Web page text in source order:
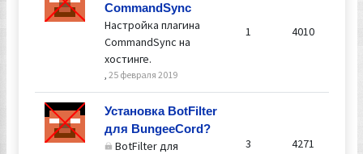
CommandSync
Настройка плагина
CommandSync на
хостинге.
, 25 февраля 2019
1 4010
Установка BotFilter
для BungeeCord?
BotFilter для
3 4271